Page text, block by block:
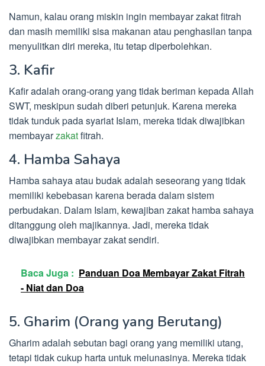
Namun, kalau orang miskin ingin membayar zakat fitrah
dan masih memiliki sisa makanan atau penghasilan tanpa
menyulitkan diri mereka, itu tetap diperbolehkan.
3. Kafir
Kafir adalah orang-orang yang tidak beriman kepada Allah
SWT, meskipun sudah diberi petunjuk. Karena mereka
tidak tunduk pada syariat Islam, mereka tidak diwajibkan
membayarzakatfitrah.
4. Hamba Sahaya
Hamba sahaya atau budak adalah seseorang yang tidak
memiliki kebebasan karena berada dalam sistem
perbudakan. Dalam Islam, kewajiban zakat hamba sahaya
ditanggung oleh majikannya. Jadi, mereka tidak
diwajibkan membayar zakat sendiri.
Baca Juga : Panduan Doa Membayar Zakat Fitrah
- Niat dan Doa
5. Gharim (Orang yang Berutang)
Gharim adalah sebutan bagi orang yang memiliki utang,
tetapi tidak cukup harta untuk melunasinya. Mereka tidak